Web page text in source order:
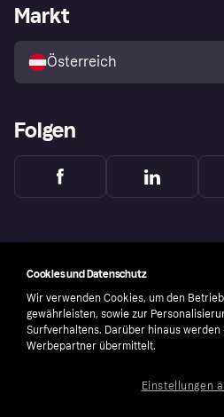
Shops entdecken
Händlerportal
Markt
Österreich
Folgen
Cookies und Datenschutz
Wir verwenden Cookies, um den
gewährleisten, sowie zur
Surfverhaltens. Darüber hinaus
Werbepartner übermittelt.
Einstellungen